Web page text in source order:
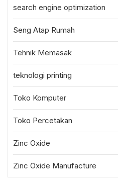
search engine optimization
Seng Atap Rumah
Tehnik Memasak
teknologi printing
Toko Komputer
Toko Percetakan
Zinc Oxide
Zinc Oxide Manufacture